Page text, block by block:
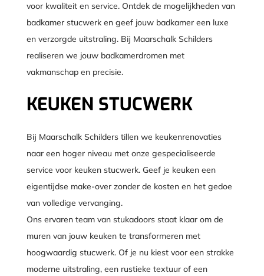
voor kwaliteit en service. Ontdek de mogelijkheden van
badkamer stucwerk en geef jouw badkamer een luxe
en verzorgde uitstraling. Bij Maarschalk Schilders
realiseren we jouw badkamerdromen met
vakmanschap en precisie.
KEUKEN STUCWERK
Bij Maarschalk Schilders tillen we keukenrenovaties
naar een hoger niveau met onze gespecialiseerde
service voor keuken stucwerk. Geef je keuken een
eigentijdse make-over zonder de kosten en het gedoe
van volledige vervanging.
Ons ervaren team van stukadoors staat klaar om de
muren van jouw keuken te transformeren met
hoogwaardig stucwerk. Of je nu kiest voor een strakke
moderne uitstraling, een rustieke textuur of een